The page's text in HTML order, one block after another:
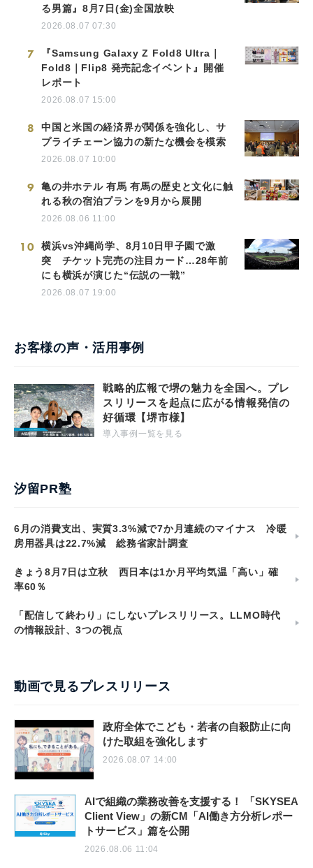
る男篇』8月7日(金)全国放映
2026.08.07 07:30
7
『Samsung Galaxy Z Fold8 Ultra｜
Fold8｜Flip8 発売記念イベント』開催
レポート
2026.08.07 15:00
8
中国と米国の経済界が関係を強化し、サ
プライチェーン協力の新たな機会を模索
2026.08.07 10:00
9
亀の井ホテル 有馬 有馬の歴史と文化に触
れる秋の宿泊プランを9月から展開
2026.08.06 11:00
10
横浜vs沖縄尚学、8月10日甲子園で激
突 チケット完売の注目カード…28年前
にも横浜が演じた“伝説の一戦”
2026.08.07 19:00
お客様の声・活用事例
戦略的広報で堺の魅力を全国へ。プレ
スリリースを起点に広がる情報発信の
好循環【堺市様】
導入事例一覧を見る
汐留PR塾
6月の消費支出、実質3.3%減で7か月連続のマイナス 冷暖
房用器具は22.7%減 総務省家計調査
きょう8月7日は立秋 西日本は1か月平均気温「高い」確
率60％
「配信して終わり」にしないプレスリリース。LLMO時代
の情報設計、3つの視点
動画で見るプレスリリース
政府全体でこども・若者の自殺防止に向
けた取組を強化します
2026.08.07 14:00
AIで組織の業務改善を支援する！ 「SKYSEA
Client View」の新CM「AI働き方分析レポー
トサービス」篇を公開
2026.08.06 11:04